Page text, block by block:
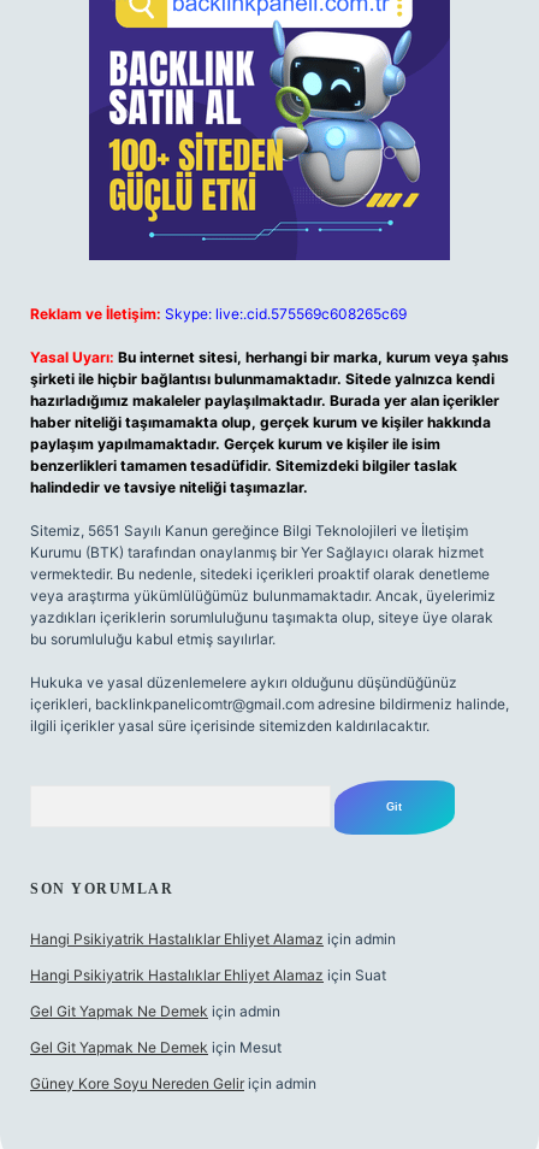
Reklam ve İletişim: Skype: live:.cid.575569c608265c69
Yasal Uyarı: Bu internet sitesi, herhangi bir marka, kurum veya şahıs
şirketi ile hiçbir bağlantısı bulunmamaktadır. Sitede yalnızca kendi
hazırladığımız makaleler paylaşılmaktadır. Burada yer alan içerikler
haber niteliği taşımamakta olup, gerçek kurum ve kişiler hakkında
paylaşım yapılmamaktadır. Gerçek kurum ve kişiler ile isim
benzerlikleri tamamen tesadüfidir. Sitemizdeki bilgiler taslak
halindedir ve tavsiye niteliği taşımazlar.
Sitemiz, 5651 Sayılı Kanun gereğince Bilgi Teknolojileri ve İletişim
Kurumu (BTK) tarafından onaylanmış bir Yer Sağlayıcı olarak hizmet
vermektedir. Bu nedenle, sitedeki içerikleri proaktif olarak denetleme
veya araştırma yükümlülüğümüz bulunmamaktadır. Ancak, üyelerimiz
yazdıkları içeriklerin sorumluluğunu taşımakta olup, siteye üye olarak
bu sorumluluğu kabul etmiş sayılırlar.
Hukuka ve yasal düzenlemelere aykırı olduğunu düşündüğünüz
içerikleri, backlinkpanelicomtr@gmail.com adresine bildirmeniz halinde,
ilgili içerikler yasal süre içerisinde sitemizden kaldırılacaktır.
SON YORUMLAR
Hangi Psikiyatrik Hastalıklar Ehliyet Alamaz için admin
Hangi Psikiyatrik Hastalıklar Ehliyet Alamaz için Suat
Gel Git Yapmak Ne Demek için admin
Gel Git Yapmak Ne Demek için Mesut
Güney Kore Soyu Nereden Gelir için admin